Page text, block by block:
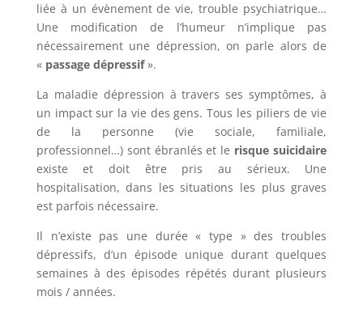
liée à un évènement de vie, trouble psychiatrique…
Une modification de l’humeur n’implique pas
nécessairement une dépression, on parle alors de
« passage dépressif».
La maladie dépression à travers ses symptômes, à
un impact sur la vie des gens. Tous les piliers de vie
de la personne (vie sociale, familiale,
professionnel…) sont ébranlés et le risque suicidaire
existe et doit être pris au sérieux. Une
hospitalisation, dans les situations les plus graves
est parfois nécessaire.
Il n’existe pas une durée « type » des troubles
dépressifs, d’un épisode unique durant quelques
semaines à des épisodes répétés durant plusieurs
mois / années.